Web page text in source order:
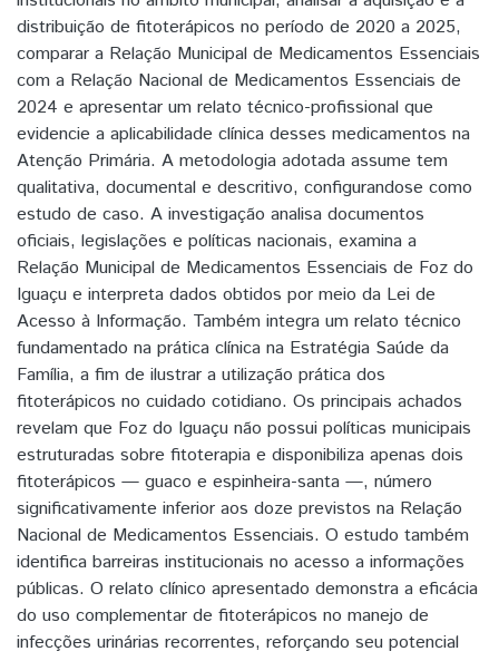
distribuição de fitoterápicos no período de 2020 a 2025,
comparar a Relação Municipal de Medicamentos Essenciais
com a Relação Nacional de Medicamentos Essenciais de
2024 e apresentar um relato técnico-profissional que
evidencie a aplicabilidade clínica desses medicamentos na
Atenção Primária. A metodologia adotada assume tem
qualitativa, documental e descritivo, configurandose como
estudo de caso. A investigação analisa documentos
oficiais, legislações e políticas nacionais, examina a
Relação Municipal de Medicamentos Essenciais de Foz do
Iguaçu e interpreta dados obtidos por meio da Lei de
Acesso à Informação. Também integra um relato técnico
fundamentado na prática clínica na Estratégia Saúde da
Família, a fim de ilustrar a utilização prática dos
fitoterápicos no cuidado cotidiano. Os principais achados
revelam que Foz do Iguaçu não possui políticas municipais
estruturadas sobre fitoterapia e disponibiliza apenas dois
fitoterápicos — guaco e espinheira-santa —, número
significativamente inferior aos doze previstos na Relação
Nacional de Medicamentos Essenciais. O estudo também
identifica barreiras institucionais no acesso a informações
públicas. O relato clínico apresentado demonstra a eficácia
do uso complementar de fitoterápicos no manejo de
infecções urinárias recorrentes, reforçando seu potencial